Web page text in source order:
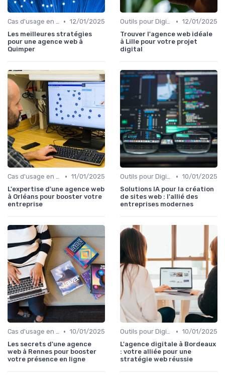
Cas d'usage en entreprise • 12/01/2025
Les meilleures stratégies
pour une agence web à
Quimper
Outils pour Digital Worker • 12/01/2025
Trouver l'agence web idéale
à Lille pour votre projet
digital
Cas d'usage en entreprise • 11/01/2025
L'expertise d'une agence web
à Orléans pour booster votre
entreprise
Outils pour Digital Worker • 10/01/2025
Solutions IA pour la création
de sites web : l'allié des
entreprises modernes
Cas d'usage en entreprise • 10/01/2025
Les secrets d'une agence
web à Rennes pour booster
votre présence en ligne
Outils pour Digital Worker • 10/01/2025
L'agence digitale à Bordeaux
: votre alliée pour une
stratégie web réussie